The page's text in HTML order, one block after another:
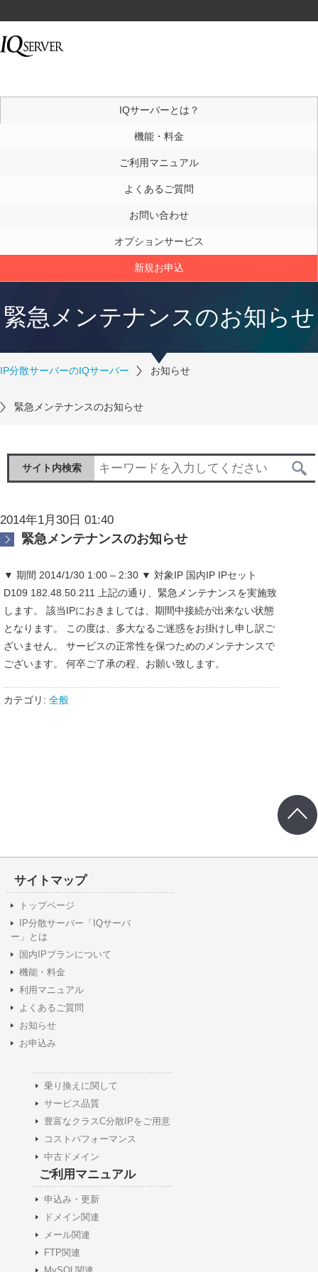
IQサーバーとは？
機能・料金
ご利用マニュアル
よくあるご質問
お問い合わせ
オプションサービス
新規お申込
緊急メンテナンスのお知らせ
IP分散サーバーのIQサーバー お知らせ
緊急メンテナンスのお知らせ
サイト内検索
2014年1月30日 01:40
緊急メンテナンスのお知らせ
▼ 期間 2014/1/30 1:00 – 2:30 ▼ 対象IP 国内IP IPセット
D109 182.48.50.211 上記の通り、緊急メンテナンスを実施致
します。 該当IPにおきましては、期間中接続が出来ない状態
となります。 この度は、多大なるご迷惑をお掛けし申し訳ご
ざいません。 サービスの正常性を保つためのメンテナンスで
ございます。 何卒ご了承の程、お願い致します。
カテゴリ: 全般
サイトマップ
トップページ
IP分散サーバー「IQサーバ
ー」とは
国内IPプランについて
機能・料金
利用マニュアル
よくあるご質問
お知らせ
お申込み
乗り換えに関して
サービス品質
豊富なクラスC分散IPをご用意
コストパフォーマンス
中古ドメイン
ご利用マニュアル
申込み・更新
ドメイン関連
メール関連
FTP関連